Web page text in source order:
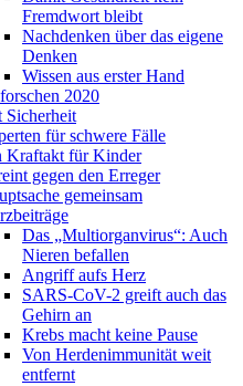
Fremdwort bleibt
Nachdenken über das eigene
Denken
Wissen aus erster Hand
2020
Sicherheit
für schwere Fälle
Kraftakt für Kinder
gegen den Erreger
gemeinsam
Das „Multiorganvirus“: Auch
Nieren befallen
Angriff aufs Herz
SARS-CoV-2 greift auch das
Gehirn an
Krebs macht keine Pause
Von Herdenimmunität weit
entfernt